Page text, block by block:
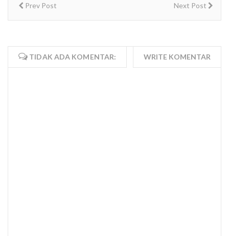
Prev Post Next Post
TIDAK ADA KOMENTAR: WRITE KOMENTAR